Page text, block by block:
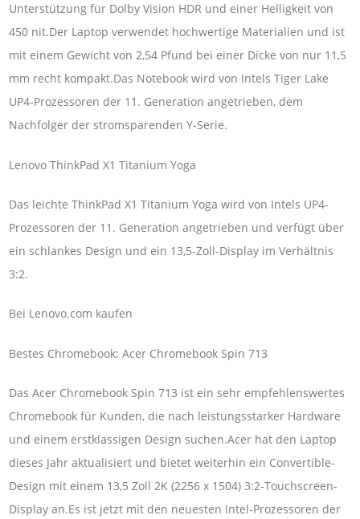
Unterstützung für Dolby Vision HDR und einer Helligkeit von
450 nit.Der Laptop verwendet hochwertige Materialien und ist
mit einem Gewicht von 2,54 Pfund bei einer Dicke von nur 11,5
mm recht kompakt.Das Notebook wird von Intels Tiger Lake
UP4-Prozessoren der 11. Generation angetrieben, dem
Nachfolger der stromsparenden Y-Serie.
Lenovo ThinkPad X1 Titanium Yoga
Das leichte ThinkPad X1 Titanium Yoga wird von Intels UP4-
Prozessoren der 11. Generation angetrieben und verfügt über
ein schlankes Design und ein 13,5-Zoll-Display im Verhältnis
3:2.
Bei Lenovo.com kaufen
Bestes Chromebook: Acer Chromebook Spin 713
Das Acer Chromebook Spin 713 ist ein sehr empfehlenswertes
Chromebook für Kunden, die nach leistungsstarker Hardware
und einem erstklassigen Design suchen.Acer hat den Laptop
dieses Jahr aktualisiert und bietet weiterhin ein Convertible-
Design mit einem 13,5 Zoll 2K (2256 x 1504) 3:2-Touchscreen-
Display an.Es ist jetzt mit den neuesten Intel-Prozessoren der